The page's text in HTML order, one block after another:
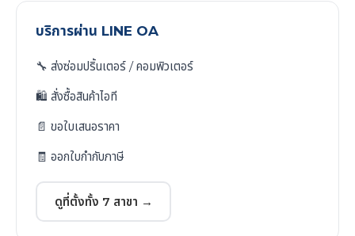
บริการผ่าน LINE OA
🔧 ส่งซ่อมปริ้นเตอร์ / คอมพิวเตอร์
🛍️ สั่งซื้อสินค้าไอที
📄 ขอใบเสนอราคา
🧾 ออกใบกำกับภาษี
ดูที่ตั้งทั้ง 7 สาขา →